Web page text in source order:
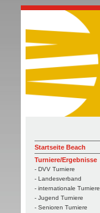
Startseite Beach
Turniere/Ergebnisse
- DVV Turniere
- Landesverband
- internationale Turniere
- Jugend Turniere
- Senioren Turniere